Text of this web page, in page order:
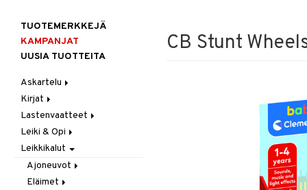
CB Stunt
TUOTEMERKKEJÄ
KAMPANJAT
UUSIA TUOTTEITA
Askartelu
Askartelumateriaalit
Askartelusetti
Helmet
Koulutarvikkeet
Muovailuvaha
Piirrä ja maalaa
Kirjat
Askartelukirjat
Maalauskirjat
Päiväkirjat
Lastenvaatteet
Alaosat
Leggingsit
Alusvaatteet & Sukat
Kengät
Mekot
Leiki & Opi
Opetuslelut
Oppimispelit
Soittimet
Leikkikalut
Ajoneuvot
Autoradat
Eläimet